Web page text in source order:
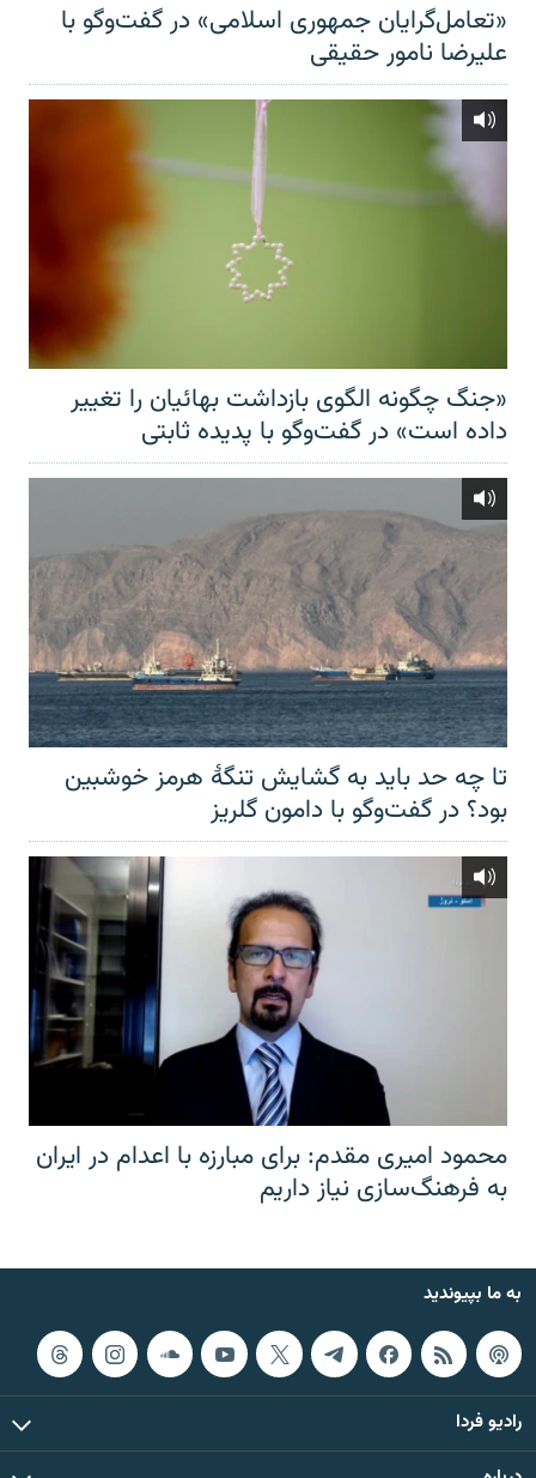
«تعامل‌گرایان جمهوری اسلامی» در گفت‌وگو با
علیرضا نامور حقیقی
«جنگ چگونه الگوی بازداشت بهائیان را تغییر
داده است» در گفت‌وگو با پدیده ثابتی
تا چه حد باید به گشایش تنگهٔ هرمز خوشبین
بود؟ در گفت‌وگو با دامون گلریز
محمود امیری مقدم: برای مبارزه با اعدام در ایران
به فرهنگ‌سازی نیاز داریم
به ما بپیوندید
رادیو فردا